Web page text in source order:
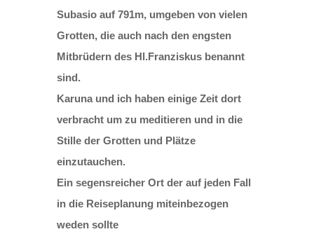
Subasio auf 791m, umgeben von vielen
Grotten, die auch nach den engsten
Mitbrüdern des Hl.Franziskus benannt
sind.
Karuna und ich haben einige Zeit dort
verbracht um zu meditieren und in die
Stille der Grotten und Plätze
einzutauchen.
Ein segensreicher Ort der auf jeden Fall
in die Reiseplanung miteinbezogen
weden sollte